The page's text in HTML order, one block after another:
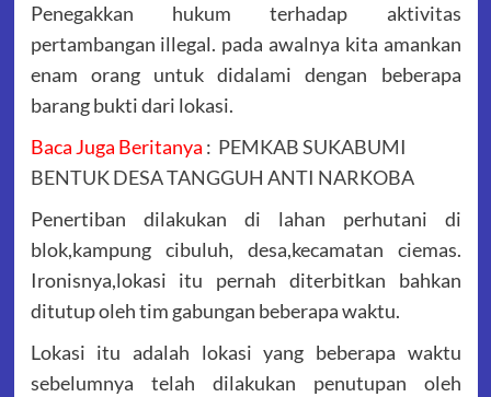
Penegakkan hukum terhadap aktivitas
pertambangan illegal. pada awalnya kita amankan
enam orang untuk didalami dengan beberapa
barang bukti dari lokasi.
Baca Juga Beritanya : PEMKAB SUKABUMI
BENTUK DESA TANGGUH ANTI NARKOBA
Penertiban dilakukan di lahan perhutani di
blok,kampung cibuluh, desa,kecamatan ciemas.
Ironisnya,lokasi itu pernah diterbitkan bahkan
ditutup oleh tim gabungan beberapa waktu.
Lokasi itu adalah lokasi yang beberapa waktu
sebelumnya telah dilakukan penutupan oleh